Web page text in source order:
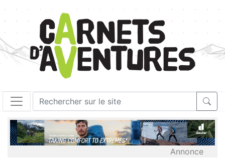
Annonce